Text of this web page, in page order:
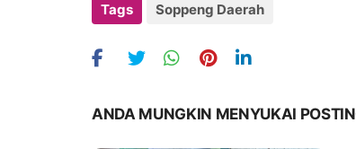
Tags Soppeng Daerah
ANDA MUNGKIN MENYUKAI